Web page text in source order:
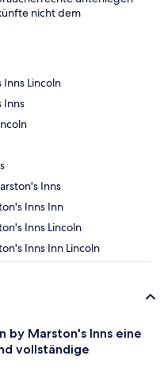
nicht dem
Lincoln
Inns
Inns
Inns Inn
Inns Lincoln
Inns Inn Lincoln
by Marston's Inns eine
vollständige